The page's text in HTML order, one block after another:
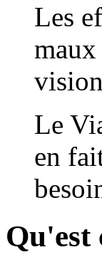
Les
maux
Le
en
Qu'est